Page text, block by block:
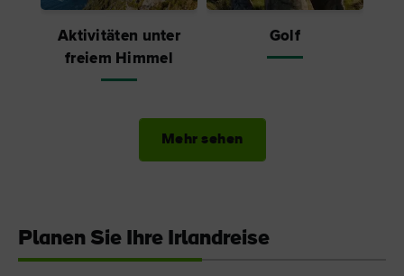
Aktivitäten unter
freiem Himmel
Golf
Mehr sehen
Planen Sie Ihre Irlandreise